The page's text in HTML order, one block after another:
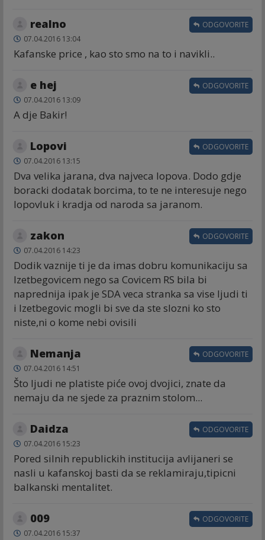
realno
07.04.2016 13:04
Kafanske price , kao sto smo na to i navikli..
ODGOVORITE
e hej
07.04.2016 13:09
A dje Bakir!
ODGOVORITE
Lopovi
07.04.2016 13:15
Dva velika jarana, dva najveca lopova. Dodo gdje
boracki dodatak borcima, to te ne interesuje nego
lopovluk i kradja od naroda sa jaranom.
ODGOVORITE
zakon
07.04.2016 14:23
Dodik vaznije ti je da imas dobru komunikaciju sa
Izetbegovicem nego sa Covicem RS bila bi
naprednija ipak je SDA veca stranka sa vise ljudi ti
i Izetbegovic mogli bi sve da ste slozni ko sto
niste,ni o kome nebi ovisili
ODGOVORITE
Nemanja
07.04.2016 14:51
Što ljudi ne platiste piće ovoj dvojici, znate da
nemaju da ne sjede za praznim stolom...
ODGOVORITE
Daidza
07.04.2016 15:23
Pored silnih republickih institucija avlijaneri se
nasli u kafanskoj basti da se reklamiraju,tipicni
balkanski mentalitet.
ODGOVORITE
009
07.04.2016 15:37
ODGOVORITE